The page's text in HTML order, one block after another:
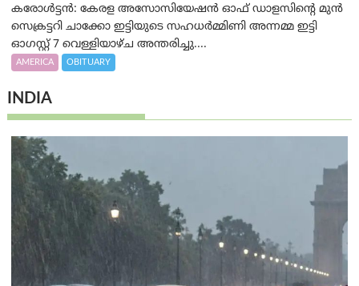
കരോൾട്ടൻ: കേരള അസോസിയേഷൻ ഓഫ് ഡാളസിന്റെ മുൻ
സെക്രട്ടറി ചാക്കോ ഇട്ടിയുടെ സഹധര്‍മ്മിണി അന്നമ്മ ഇട്ടി
ഓഗസ്റ്റ് 7 വെള്ളിയാഴ്ച അന്തരിച്ചു....
AMERICA OBITUARY
INDIA